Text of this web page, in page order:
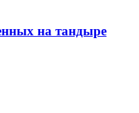
на тандыре